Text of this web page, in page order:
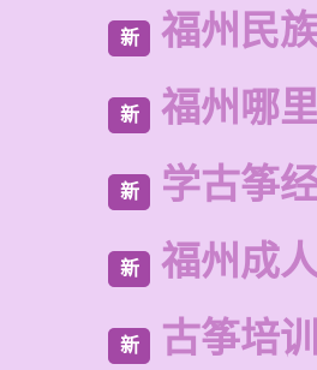
新 福州民
新 福州哪
新 学古筝
新 福州成
新 古筝培